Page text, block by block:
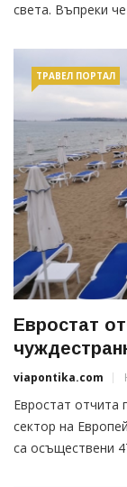
света. Въпреки
ТРАВЕЛ ПОРТАЛ
Евростат
viapontika.com
Евростат отчита
сектор на
са осъществени